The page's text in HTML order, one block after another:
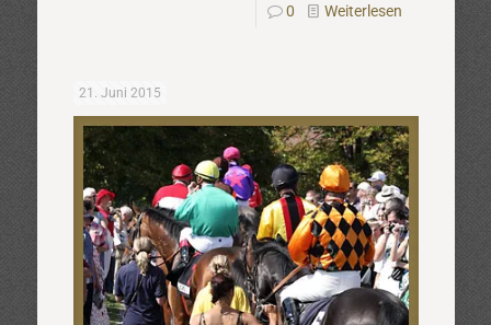
0 Weiterlesen
21. Juni 2015